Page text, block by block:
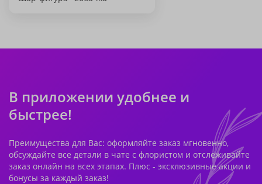
В приложении удобнее и
быстрее!
Преимущества для Вас: оформляйте заказ мгновенно,
обсуждайте все детали в чате с флористом и отслеживайте
заказ онлайн на всех этапах. Плюс - эксклюзивные акции и
бонусы за каждый заказ!